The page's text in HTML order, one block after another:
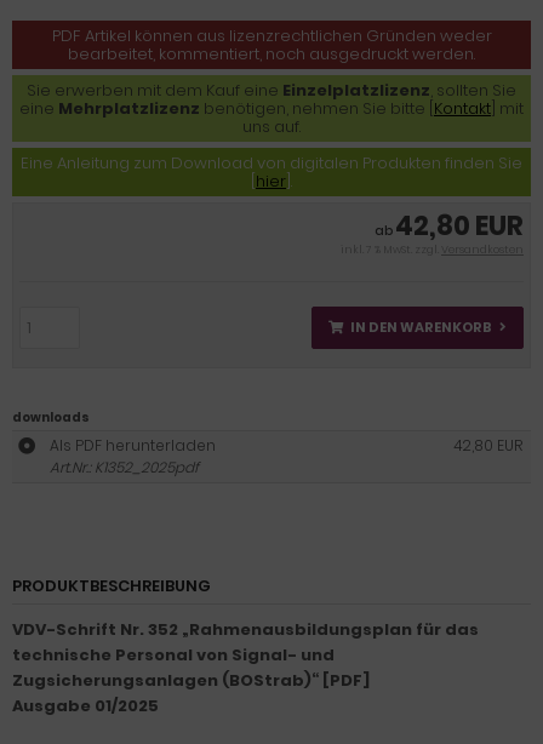
PDF Artikel können aus lizenzrechtlichen Gründen weder
bearbeitet, kommentiert, noch ausgedruckt werden.
Sie erwerben mit dem Kauf eine Einzelplatzlizenz, sollten Sie
eine Mehrplatzlizenz benötigen, nehmen Sie bitte [ Kontakt ] mit
uns auf.
Eine Anleitung zum Download von digitalen Produkten finden Sie
hier ].
ab 42,80 EUR
inkl. 7 % MwSt. zzgl. Versandkosten
IN DEN WARENKORB
downloads
Als PDF herunterladen
42,80 EUR
Art.Nr.: K1352_2025pdf
PRODUKTBESCHREIBUNG
VDV-Schrift Nr. 352 „Rahmenausbildungsplan für das
technische Personal von Signal- und
Zugsicherungsanlagen (BOStrab)“ [PDF]
Ausgabe 01/2025